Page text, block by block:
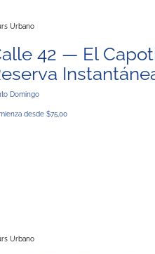
Urbano
42 — El
Domingo
desde $75,00
Urbano